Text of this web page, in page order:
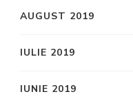
AUGUST 2019
IULIE 2019
IUNIE 2019